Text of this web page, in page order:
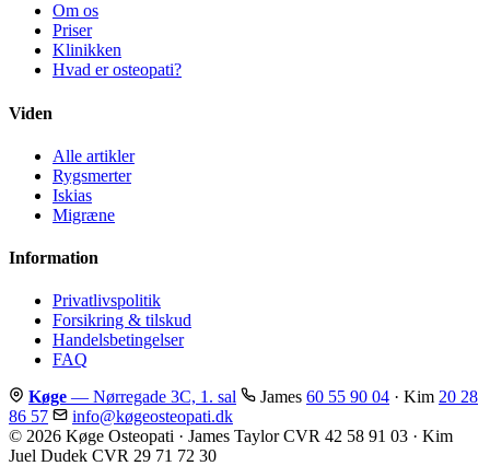
Om os
Priser
Klinikken
Hvad er osteopati?
Viden
Alle artikler
Rygsmerter
Iskias
Migræne
Information
Privatlivspolitik
Forsikring & tilskud
Handelsbetingelser
FAQ
Køge — Nørregade 3C, 1. sal James 60 55 90 04 · Kim 20 28
86 57
info@køgeosteopati.dk
© 2026 Køge Osteopati · James Taylor CVR 42 58 91 03 · Kim
Juel Dudek CVR 29 71 72 30